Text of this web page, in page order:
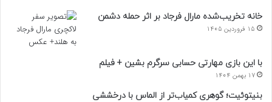
خانه تخریب‌شده مارال فرجاد بر اثر حمله دشمن
15 فروردین 1405
با این بازی مهارتی حسابی سرگرم بشین + فیلم
17 بهمن 1404
بنیتوئیت؛ گوهری کمیاب‌تر از الماس با درخششی